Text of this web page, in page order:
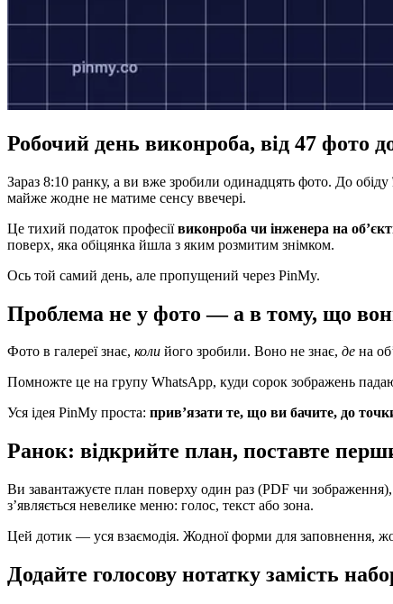
Робочий день виконроба, від 47 фото
Зараз 8:10 ранку, а ви вже зробили одинадцять фото. До
майже жодне не матиме сенсу ввечері.
Це тихий податок професіївиконроба чи інженера на
поверх, яка обіцянка йшла з яким розмитим знімком.
Ось той самий день, але пропущений через PinMy.
Проблема не у фото — а в тому, що
Фото в галереї знає, коли його зробили. Воно не знає, де на
Помножте це на групу WhatsApp, куди сорок зображень
Уся ідея PinMy проста: прив’язати те, що ви бачите, до
Ранок: відкрийте план, поставте
Ви завантажуєте план поверху один раз (PDF чи
з’являється невелике меню: голос, текст або зона.
Цей дотик — уся взаємодія. Жодної форми для заповнення,
Додайте голосову нотатку замість